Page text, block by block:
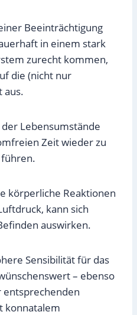
Beeinträchtigung
in einem stark
zurecht kommen,
die (nicht nur
aus.
Lebensumstände
Zeit wieder zu
körperliche Reaktionen
kann sich
auswirken.
Sensibilität für das
– ebenso
entsprechenden
konnatalem